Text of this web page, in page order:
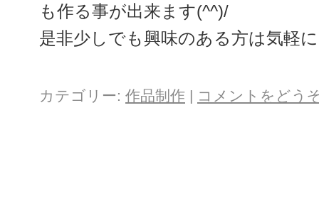
も作る事が出来ます(^^)/
是非少しでも興味のある方は気軽
カテゴリー: 作品制作 | コメントをどう